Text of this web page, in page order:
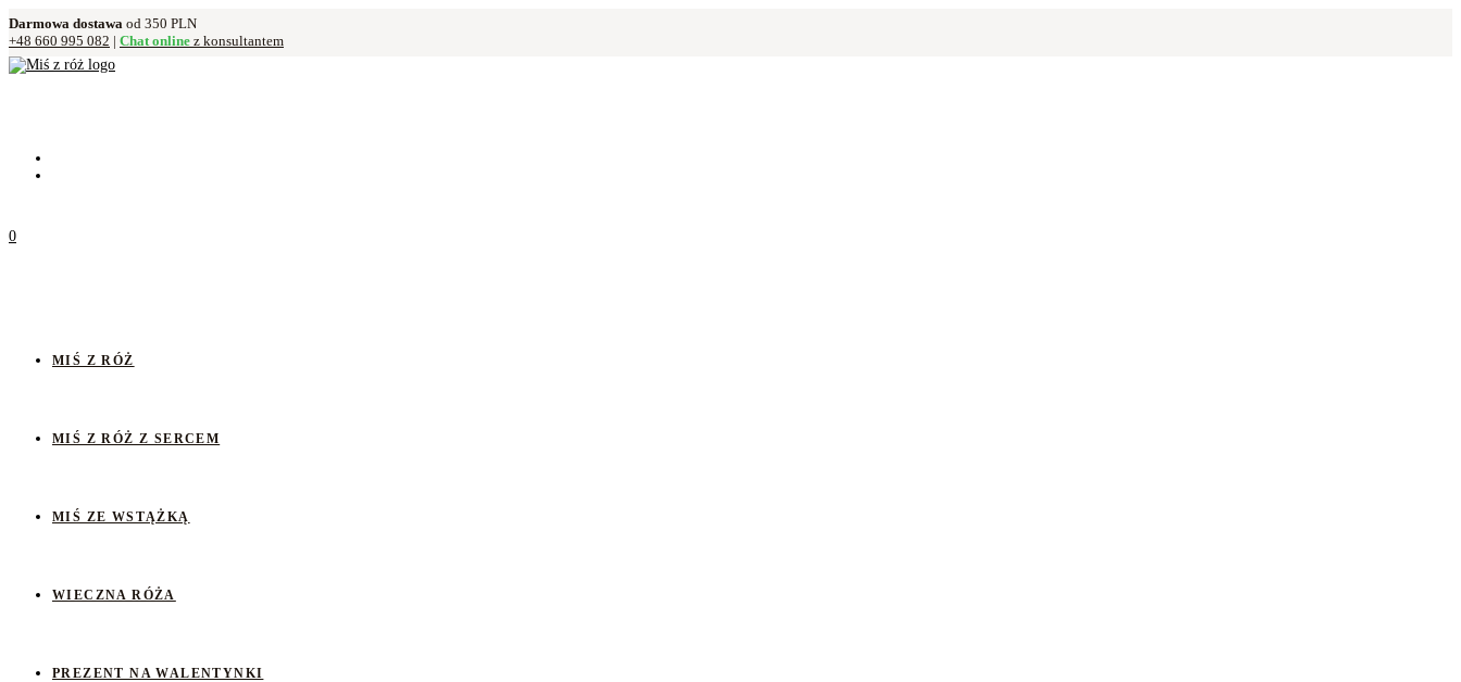
Darmowa dostawa od 350 PLN
+48 660 995 082 | Chat online z konsultantem
0
MIŚ Z RÓŻ
MIŚ Z RÓŻ Z SERCEM
MIŚ ZE WSTĄŻKĄ
WIECZNA RÓŻA
PREZENT NA WALENTYNKI